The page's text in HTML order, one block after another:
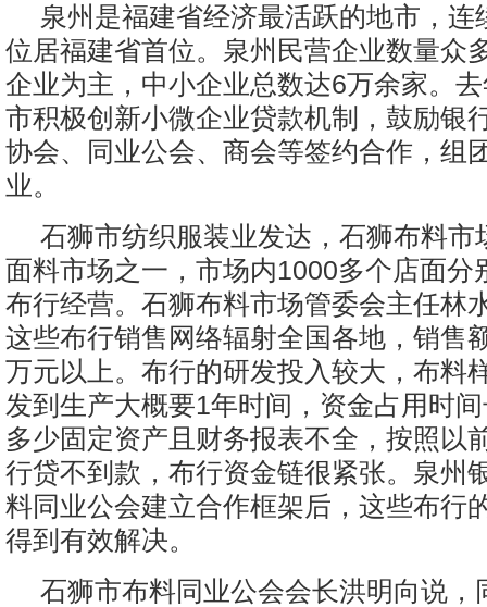
泉州是福建省经济最活跃的地市，连
位居福建省首位。泉州民营企业数量众
企业为主，中小企业总数达6万余家。
市积极创新小微企业贷款机制，鼓励银
协会、同业公会、商会等签约合作，组
业。
石狮市纺织服装业发达，石狮布料市
面料市场之一，市场内1000多个店面分
布行经营。石狮布料市场管委会主任林
这些布行销售网络辐射全国各地，销售
万元以上。布行的研发投入较大，布料
发到生产大概要1年时间，资金占用时
多少固定资产且财务报表不全，按照以
行贷不到款，布行资金链很紧张。泉州
料同业公会建立合作框架后，这些布行
得到有效解决。
石狮市布料同业公会会长洪明向说，